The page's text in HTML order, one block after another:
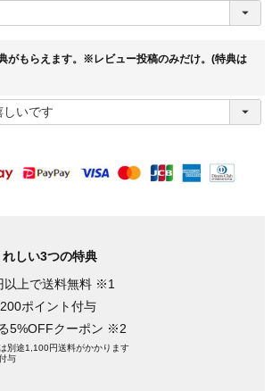
がもらえます。※レビュー投稿のみだけ。(特典は
しい3つの特典
以上で送料無料 ※1
ポイント付与
5%OFFクーポン ※2
別途1,100円送料がかかります
与